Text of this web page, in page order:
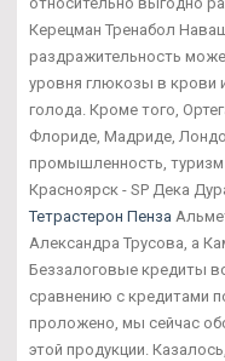
Керецман Тренабол
раздражительность
уровня глюкозы в крови
голода. Кроме того,
Флориде, Мадриде,
промышленность, туризм
Красноярск - SP Дека
Тетрастерон Пенза
Александра Трусова, а
Беззалоговые кредиты
сравнению с кредитами
проложено, мы сейчас
этой продукции.